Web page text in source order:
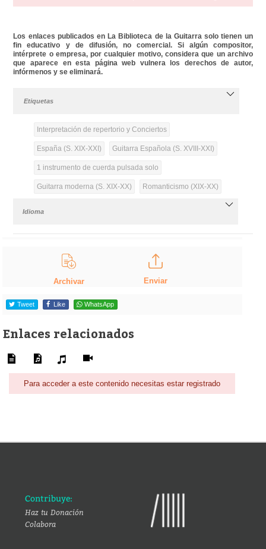
Los enlaces publicados en La Biblioteca de la Guitarra solo tienen un
fin educativo y de difusión, no comercial. Si algún compositor,
intérprete o empresa, por cualquier motivo, considera que un archivo
que aparece en esta página web vulnera los derechos de autor,
infórmenos y se eliminará.
Etiquetas
Interpretación de repertorio y Conciertos
España (S. XIX-XXI) Guitarra Española (S. XVIII-XXI)
1 instrumento de cuerda pulsada solo
Guitarra moderna (S. XIX-XX) Romanticismo (XIX-XX)
Idioma
Archivar Enviar
Tweet Like WhatsApp
Enlaces relacionados
Para acceder a este contenido necesitas estar registrado
Contribuye:
Haz tu Donación
Colabora